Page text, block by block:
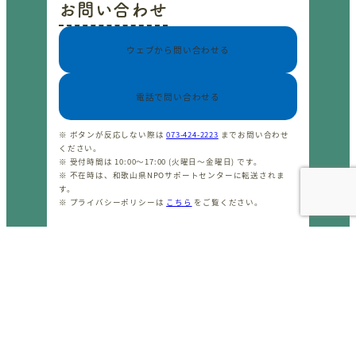
お問い合わせ
ウェブから問い合わせる
電話で問い合わせる
※ ボタンが反応しない際は073-424-2223 までお問い合わせ
ください。
※ 受付時間は 10:00〜17:00 (火曜日〜金曜日) です。
※ 不在時は、和歌山県NPOサポートセンターに転送されま
す。
※ プライバシーポリシーは こちら をご覧ください。